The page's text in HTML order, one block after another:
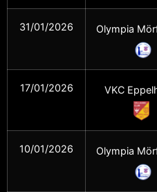
31/01/2026 Olympia
17/01/2026 VKC
10/01/2026 Olympia